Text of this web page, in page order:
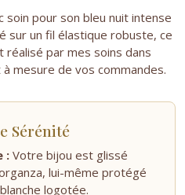
soin pour son bleu nuit intense
sur un fil élastique robuste, ce
par mes soins dans
mesure de vos commandes.
Sérénité
: Votre bijou est glissé
lui-même protégé
logotée.